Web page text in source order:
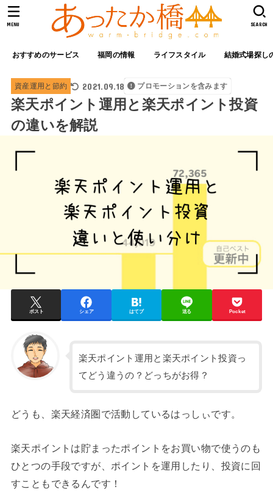
おすすめのサービス 福岡の情報 ライフスタイル 結婚式場探し
SEARCH
MENU
資産運用と節約 2021.09.18 プロモーションを含みます
楽天ポイント運用と楽天ポイント投資
の違いを解説
ポスト シェア はてブ 送る Pocket
楽天ポイント運用と楽天ポイント投資っ
てどう違うの？どっちがお得？
どうも、楽天経済圏で活動しているはっしぃです。
楽天ポイントは貯まったポイントをお買い物で使うのも
ひとつの手段ですが、ポイントを運用したり、投資に回
すこともできるんです！